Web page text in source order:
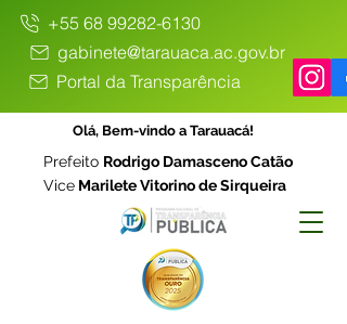
+55 68 99282-6130
gabinete@tarauaca.ac.gov.br
Portal da Transparência
Olá, Bem-vindo a Tarauacá!
Prefeito Rodrigo Damasceno Catão
Vice Marilete Vitorino de Sirqueira